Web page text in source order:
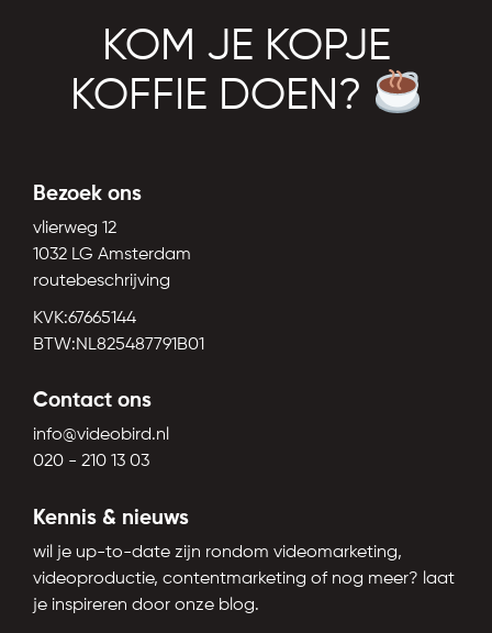
KOM JE KOPJE
KOFFIE DOEN?
Bezoek ons
vlierweg 12
1032 LG Amsterdam
routebeschrijving
KVK:67665144
BTW:NL825487791B01
Contact ons
info@videobird.nl
020 - 210 13 03
Kennis & nieuws
wil je up-to-date zijn rondom videomarketing,
videoproductie, contentmarketing of nog meer? laat
je inspireren door onze blog.